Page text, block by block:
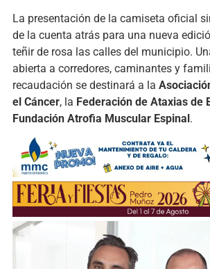
La presentación de la camiseta oficial
de la cuenta atrás para una nueva
teñir de rosa las calles del municipio.
abierta a corredores, caminantes y
recaudación se destinará a la
el Cáncer, la Federación de Ataxias de
Fundación Atrofia Muscular Espinal.